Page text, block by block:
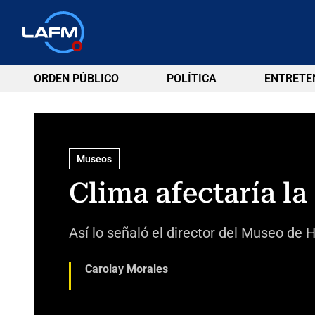
ORDEN PÚBLICO POLÍTICA
Museos
Clima afectaría
Así lo señaló el director del Museo de
Carolay Morales